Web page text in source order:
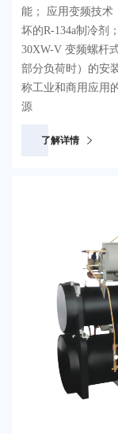
能； 应用变频技术
坏的R-134a制冷剂
30XW-V 变频螺杆
部分负荷时）的安
称工业和商用应用
源
了解详情